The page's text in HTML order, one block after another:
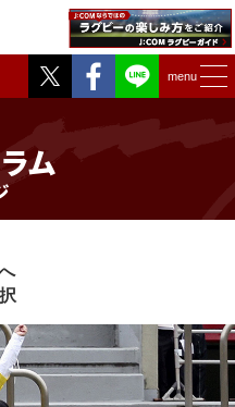
Twitter
Facebook
menu
ム